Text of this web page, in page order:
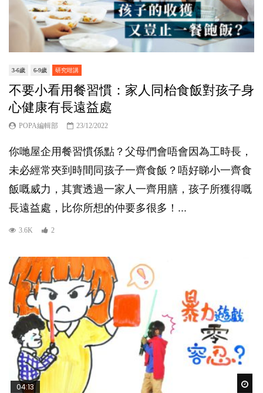
3-6歲 6-9歲 研究咁講
不要小看用餐習慣：家人同枱食飯對孩子身
心健康有長遠益處
POPA編輯部 23/12/2022
你哋屋企用餐習慣係點？父母們會唔會因為工時長，
未必經常夾到時間同孩子一齊食飯？唔好睇小一齊食
飯嘅威力，其實透過一家人一齊用膳，孩子所獲得嘅
長遠益處，比你所想的仲要多很多！...
3.6K 2
04:13